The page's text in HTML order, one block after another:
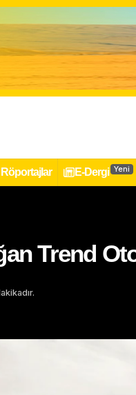
Röportajlar E-Dergi Yeni
Trend